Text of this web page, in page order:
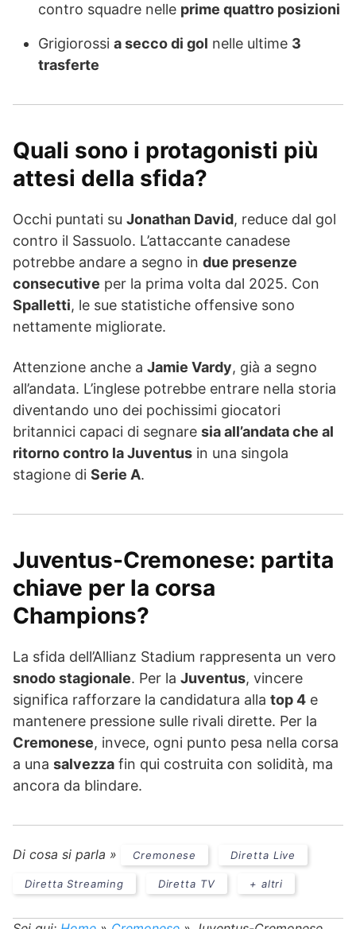
contro squadre nelle prime quattro posizioni
Grigiorossi a secco di gol nelle ultime 3
trasferte
Quali sono i protagonisti più
attesi della sfida?
Occhi puntati su Jonathan David, reduce dal gol
contro il Sassuolo. L’attaccante canadese
potrebbe andare a segno in due presenze
consecutive per la prima volta dal 2025. Con
Spalletti, le sue statistiche offensive sono
nettamente migliorate.
Attenzione anche a Jamie Vardy, già a segno
all’andata. L’inglese potrebbe entrare nella storia
diventando uno dei pochissimi giocatori
britannici capaci di segnare sia all’andata che al
ritorno contro la Juventus in una singola
stagione di Serie A.
Juventus-Cremonese: partita
chiave per la corsa
Champions?
La sfida dell’Allianz Stadium rappresenta un vero
snodo stagionale. Per la Juventus, vincere
significa rafforzare la candidatura alla top 4 e
mantenere pressione sulle rivali dirette. Per la
Cremonese, invece, ogni punto pesa nella corsa
a una salvezza fin qui costruita con solidità, ma
ancora da blindare.
Di cosa si parla » Cremonese Diretta Live
Diretta Streaming Diretta TV + altri